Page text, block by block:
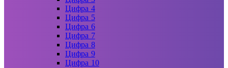
Цифра 4
Цифра 5
Цифра 6
Цифра 7
Цифра 8
Цифра 9
Цифра 10